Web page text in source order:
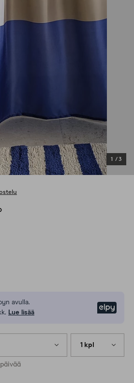
1 /3
avulla.
Lue lisää
1 kpl